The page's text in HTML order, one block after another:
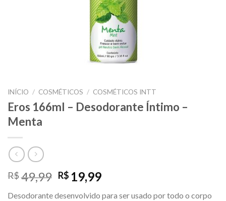
INÍCIO / COSMÉTICOS / COSMÉTICOS INTT
Eros 166ml – Desodorante Íntimo –
Menta
R$49,99 O
preço
R$ 19,99O
Desodorante desenvolvido para ser usado por todo o corpo